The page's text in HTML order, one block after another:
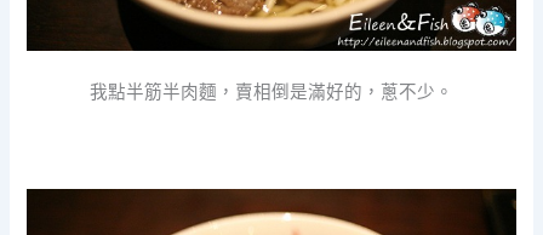
我點半筋半肉麵，賣相倒是滿好的，蔥不少。